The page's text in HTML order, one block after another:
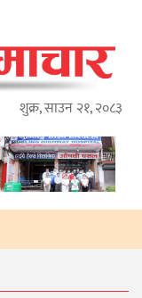
शुक्र, साउन २१, २०८३